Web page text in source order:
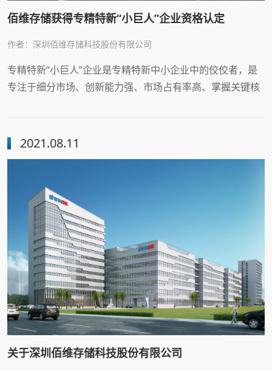
佰维存储获得专精特新“小巨人”企业资格认定
作者：深圳佰维存储科技股份有限公司
专精特新“小巨人”企业是专精特新中小企业中的佼佼者，是
专注于细分市场、创新能力强、市场占有率高、掌握关键核
2021.08.11
关于深圳佰维存储科技股份有限公司